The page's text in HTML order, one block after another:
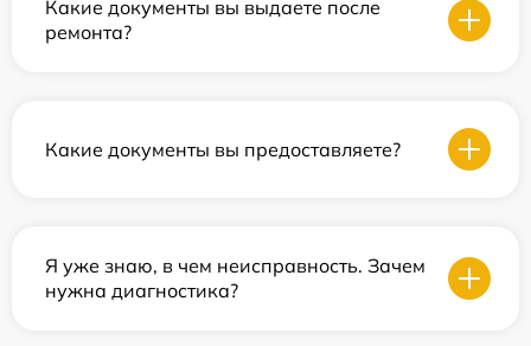
Какие документы вы выдаете после
ремонта?
Какие документы вы предоставляете?
Я уже знаю, в чем неисправность. Зачем
нужна диагностика?